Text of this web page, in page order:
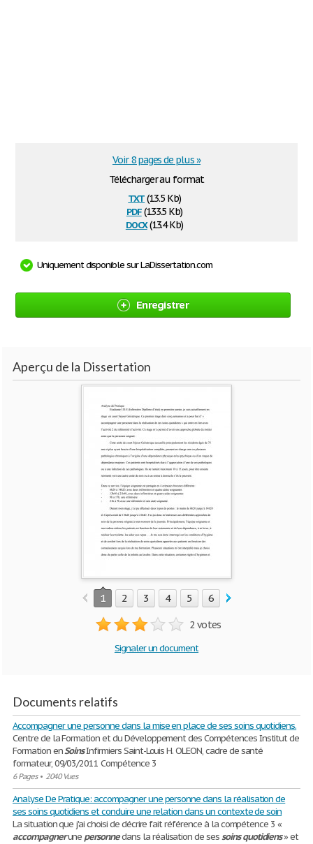
Télécharger au format
txt(13.5 Kb)
pdf(133.5 Kb)
docx(13.4 Kb)
Voir 8 pages de plus »
Uniquement disponible sur LaDissertation.com
Enregistrer
Aperçu de la Dissertation
1 2 3 4 5 6 7
2 votes
Signaler un document
Documents relatifs
Accompagner une personne dans la mise en place de ses soins quotidiens.
Centre de la Formation et du Développement des Compétences Institut de
Formation enSoinsInfirmiers Saint-Louis H. OLEON, cadre de santé
formateur, 09/03/2011 Compétence 3
6 Pages• 2040 Vues
Analyse De Pratique: accompagner une personne dans la réalisation de
ses soins quotidiens et conduire une relation dans un contexte de soin
La situation que j'ai choisi de décrire fait référence à la compétence 3 «
accompagnerune personnedans la réalisation de sessoins quotidiens» et